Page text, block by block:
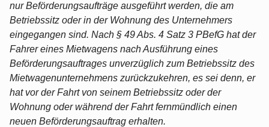
nur Beförderungsaufträge ausgeführt werden, die am
Betriebssitz oder in der Wohnung des Unternehmers
eingegangen sind. Nach § 49 Abs. 4 Satz 3 PBefG hat der
Fahrer eines Mietwagens nach Ausführung eines
Beförderungsauftrages unverzüglich zum Betriebssitz des
Mietwagenunternehmens zurückzukehren, es sei denn, er
hat vor der Fahrt von seinem Betriebssitz oder der
Wohnung oder während der Fahrt fernmündlich einen
neuen Beförderungsauftrag erhalten.